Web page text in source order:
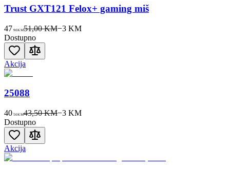
Trust GXT121 Felox+ gaming miš
47 90KM51,00 KM−3KM
Dostupno
Akcija
25088
40 50KM43,50 KM−3KM
Dostupno
Akcija